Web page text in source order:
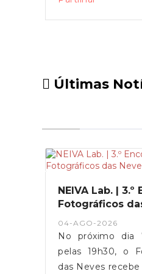
Últimas
NEIVA Lab. | 3.º
Fotográficos
04-AGO-2026
No próximo dia
pelas 19h30, o
das Neves